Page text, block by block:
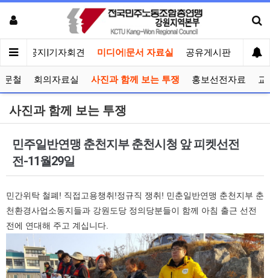
인 공지|기자회견 미디어|문서 자료실 공유게시판 선거
문철 회의자료실 사진과 함께 보는 투쟁 홍보선전자료 교
사진과 함께 보는 투쟁
민주일반연맹 춘천지부 춘천시청 앞 피켓선전
전-11월29일
민간위탁 철폐! 직접고용챙취!정규직 쟁취! 민춘일반연맹 춘천지부 춘
천환경사업소동지들과 강원도당 정의당분들이 함께 아침 출근 선전
전에 연대해 주고 계십니다.